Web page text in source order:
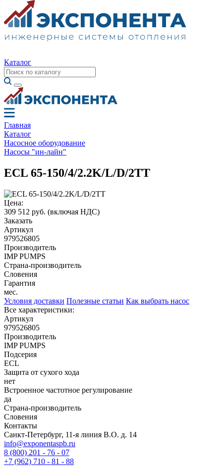
Каталог
Главная
Каталог
Насосное оборудование
Насосы "ин-лайн"
ECL 65-150/4/2.2K/L/D/2TT
Цена:
309 512 руб. (включая НДС)
Заказать
Артикул
979526805
Производитель
IMP PUMPS
Страна-производитель
Словения
Гарантия
мес.
Условия доставки Полезные статьи Как выбрать насос
Все характеристики:
Артикул
979526805
Производитель
IMP PUMPS
Подсерия
ECL
Защита от сухого хода
нет
Встроенное частотное регулирование
да
Страна-производитель
Словения
Контакты
Санкт-Петербург, 11-я линия В.О. д. 14
info@exponentaspb.ru
8 (800) 201 - 76 - 07
+7 (962) 710 - 81 - 88